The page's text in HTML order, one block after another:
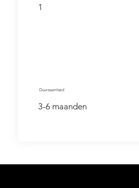
1
Duurzaamheid
3-6 maanden